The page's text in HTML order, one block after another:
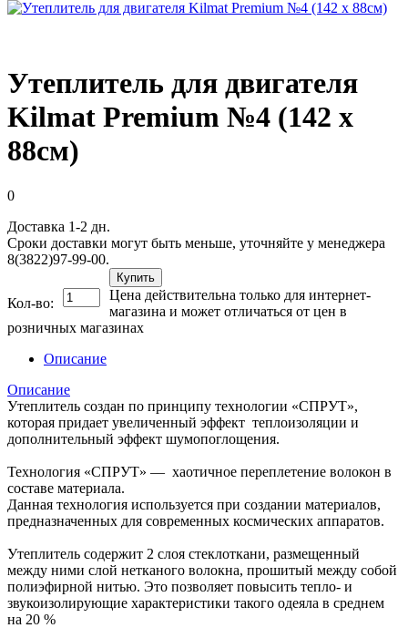
Утеплитель для двигателя
Kilmat Premium №4 (142 х
88см)
0
Доставка 1-2 дн.
Сроки доставки могут быть меньше, уточняйте у менеджера
8(3822)97-99-00.
Кол-во:
Купить
Цена действительна только для интернет-
магазина и может отличаться от цен в
розничных магазинах
Описание
Описание
Утеплитель создан по принципу технологии «СПРУТ»,
которая придает увеличенный эффект теплоизоляции и
дополнительный эффект шумопоглощения.
Технология «СПРУТ» — хаотичное переплетение волокон в
составе материала.
Данная технология используется при создании материалов,
предназначенных для современных космических аппаратов.
Утеплитель содержит 2 слоя стеклоткани, размещенный
между ними слой нетканого волокна, прошитый между собой
полиэфирной нитью. Это позволяет повысить тепло- и
звукоизолирующие характеристики такого одеяла в среднем
на 20 %